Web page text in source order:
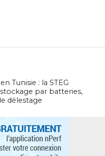
Tunisie : la STEG
par batteries,
délestage